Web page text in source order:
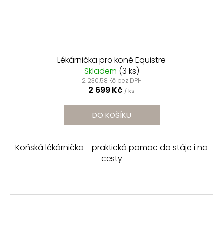
Lékárnička pro koně Equistre
Skladem (3 ks)
2 230,58 Kč bez DPH
2 699 Kč / ks
DO KOŠÍKU
Koňská lékárnička - praktická pomoc do stáje i na
cesty